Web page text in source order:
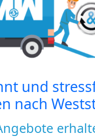
und
nach